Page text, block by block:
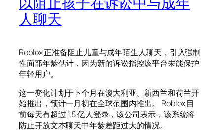
人聊天
Roblox 正准备阻止儿童与成年陌生人聊天，引入强制
性面部年龄估计，因为新的诉讼指控该平台未能保护
年轻用户。
这一变化计划于下个月在澳大利亚、新西兰和荷兰开
始推出，预计一月初在全球范围内推出。 Roblox 目
前每天有超过 1.5 亿人登录，该公司表示，该系统将
防止开放文本聊天中年龄差距过大的情况。